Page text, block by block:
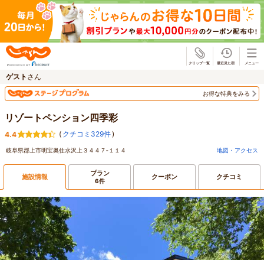
ゲスト さん
お得な特典をみる
リゾートペンション四季彩
4.4 ( クチコミ329件)
岐阜県郡上市明宝奥住水沢上３４４７‐１１４ 地図・アクセス
施設情報 プラン
6件 クーポン クチコミ